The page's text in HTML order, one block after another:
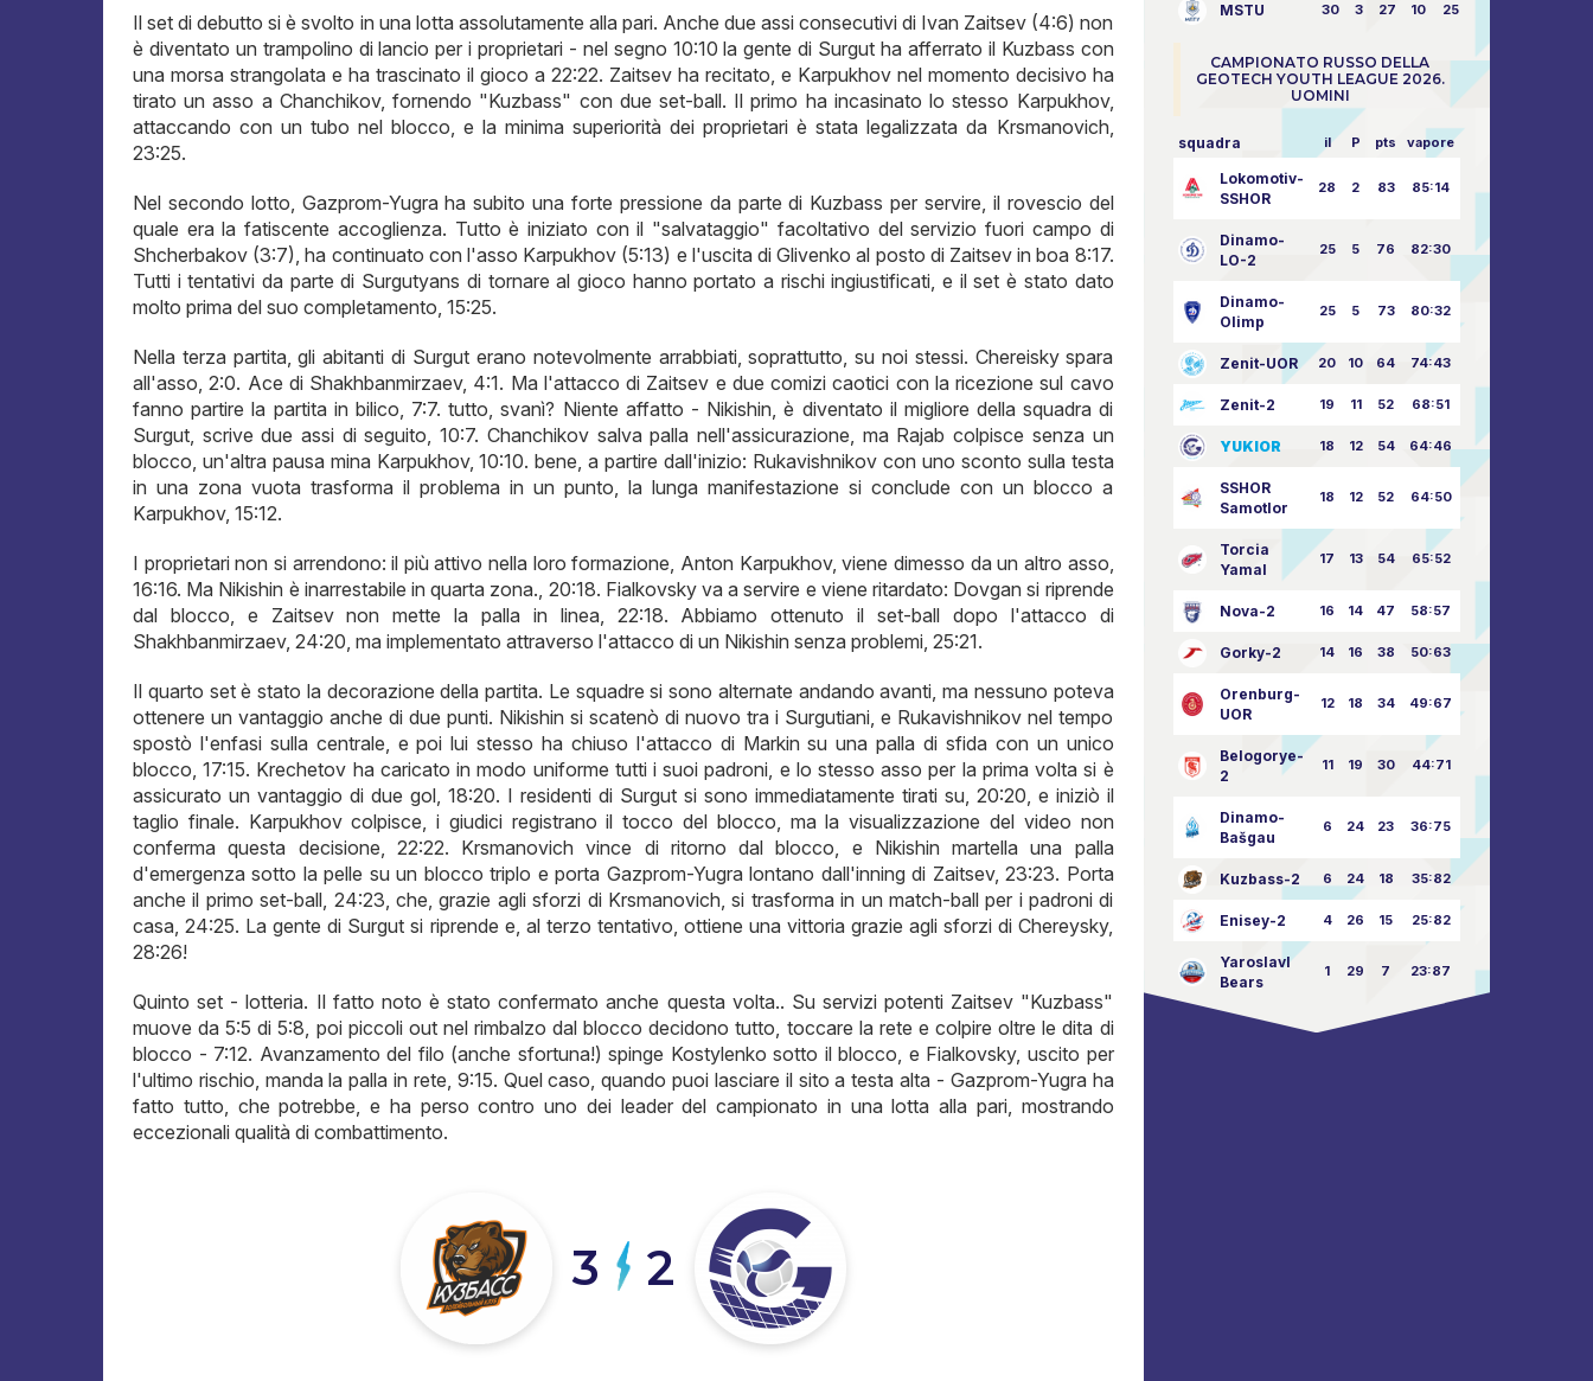
Il set di debutto si è svolto in una lotta assolutamente alla pari. Anche due assi consecutivi di Ivan Zaitsev (4:6) non
è diventato un trampolino di lancio per i proprietari - nel segno 10:10 la gente di Surgut ha afferrato il Kuzbass con
una morsa strangolata e ha trascinato il gioco a 22:22. Zaitsev ha recitato, e Karpukhov nel momento decisivo ha
tirato un asso a Chanchikov, fornendo "Kuzbass" con due set-ball. Il primo ha incasinato lo stesso Karpukhov,
attaccando con un tubo nel blocco, e la minima superiorità dei proprietari è stata legalizzata da Krsmanovich,
23:25.
Nel secondo lotto, Gazprom-Yugra ha subito una forte pressione da parte di Kuzbass per servire, il rovescio del
quale era la fatiscente accoglienza. Tutto è iniziato con il "salvataggio" facoltativo del servizio fuori campo di
Shcherbakov (3:7), ha continuato con l'asso Karpukhov (5:13) e l'uscita di Glivenko al posto di Zaitsev in boa 8:17.
Tutti i tentativi da parte di Surgutyans di tornare al gioco hanno portato a rischi ingiustificati, e il set è stato dato
molto prima del suo completamento, 15:25.
Nella terza partita, gli abitanti di Surgut erano notevolmente arrabbiati, soprattutto, su noi stessi. Chereisky spara
all'asso, 2:0. Ace di Shakhbanmirzaev, 4:1. Ma l'attacco di Zaitsev e due comizi caotici con la ricezione sul cavo
fanno partire la partita in bilico, 7:7. tutto, svanì? Niente affatto - Nikishin, è diventato il migliore della squadra di
Surgut, scrive due assi di seguito, 10:7. Chanchikov salva palla nell'assicurazione, ma Rajab colpisce senza un
blocco, un'altra pausa mina Karpukhov, 10:10. bene, a partire dall'inizio: Rukavishnikov con uno sconto sulla testa
in una zona vuota trasforma il problema in un punto, la lunga manifestazione si conclude con un blocco a
Karpukhov, 15:12.
I proprietari non si arrendono: il più attivo nella loro formazione, Anton Karpukhov, viene dimesso da un altro asso,
16:16. Ma Nikishin è inarrestabile in quarta zona., 20:18. Fialkovsky va a servire e viene ritardato: Dovgan si riprende
dal blocco, e Zaitsev non mette la palla in linea, 22:18. Abbiamo ottenuto il set-ball dopo l'attacco di
Shakhbanmirzaev, 24:20, ma implementato attraverso l'attacco di un Nikishin senza problemi, 25:21.
Il quarto set è stato la decorazione della partita. Le squadre si sono alternate andando avanti, ma nessuno poteva
ottenere un vantaggio anche di due punti. Nikishin si scatenò di nuovo tra i Surgutiani, e Rukavishnikov nel tempo
spostò l'enfasi sulla centrale, e poi lui stesso ha chiuso l'attacco di Markin su una palla di sfida con un unico
blocco, 17:15. Krechetov ha caricato in modo uniforme tutti i suoi padroni, e lo stesso asso per la prima volta si è
assicurato un vantaggio di due gol, 18:20. I residenti di Surgut si sono immediatamente tirati su, 20:20, e iniziò il
taglio finale. Karpukhov colpisce, i giudici registrano il tocco del blocco, ma la visualizzazione del video non
conferma questa decisione, 22:22. Krsmanovich vince di ritorno dal blocco, e Nikishin martella una palla
d'emergenza sotto la pelle su un blocco triplo e porta Gazprom-Yugra lontano dall'inning di Zaitsev, 23:23. Porta
anche il primo set-ball, 24:23, che, grazie agli sforzi di Krsmanovich, si trasforma in un match-ball per i padroni di
casa, 24:25. La gente di Surgut si riprende e, al terzo tentativo, ottiene una vittoria grazie agli sforzi di Chereysky,
28:26!
Quinto set - lotteria. Il fatto noto è stato confermato anche questa volta.. Su servizi potenti Zaitsev "Kuzbass"
muove da 5:5 di 5:8, poi piccoli out nel rimbalzo dal blocco decidono tutto, toccare la rete e colpire oltre le dita di
blocco - 7:12. Avanzamento del filo (anche sfortuna!) spinge Kostylenko sotto il blocco, e Fialkovsky, uscito per
l'ultimo rischio, manda la palla in rete, 9:15. Quel caso, quando puoi lasciare il sito a testa alta - Gazprom-Yugra ha
fatto tutto, che potrebbe, e ha perso contro uno dei leader del campionato in una lotta alla pari, mostrando
eccezionali qualità di combattimento.
3 2
MSTU 30 3 27 10 25:87
CAMPIONATO RUSSO DELLA
GEOTECH YOUTH LEAGUE 2026.
UOMINI
squadra il P pts vapore
Lokomotiv-
SSHOR
28 2 83 85:14
Dinamo-
LO-2
25 5 76 82:30
Dinamo-
Olimp
25 5 73 80:32
Zenit-UOR 20 10 64 74:43
Zenit-2 19 11 52 68:51
YUKIOR 18 12 54 64:46
SSHOR
Samotlor
18 12 52 64:50
Torcia
Yamal
17 13 54 65:52
Nova-2 16 14 47 58:57
Gorky-2 14 16 38 50:63
Orenburg-
UOR
12 18 34 49:67
Belogorye-
2
11 19 30 44:71
Dinamo-
Bašgau
6 24 23 36:75
Kuzbass-2 6 24 18 35:82
Enisey-2 4 26 15 25:82
Yaroslavl
Bears
1 29 7 23:87